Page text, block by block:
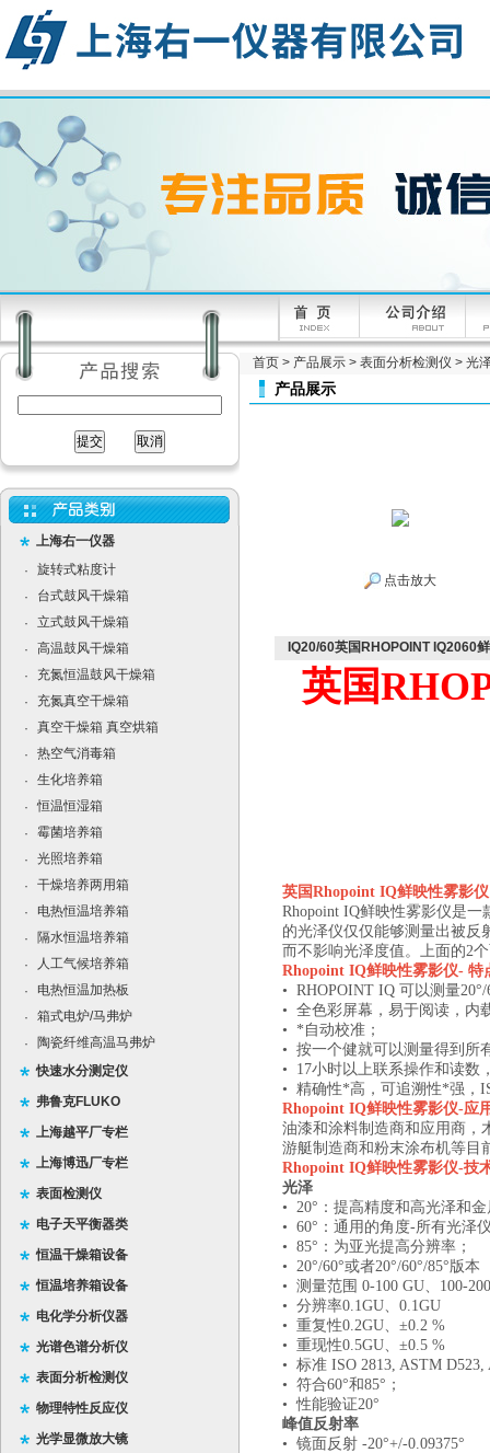
上海右一仪器
·
旋转式粘度计
·
台式鼓风干燥箱
·
立式鼓风干燥箱
·
高温鼓风干燥箱
·
充氮恒温鼓风干燥箱
·
充氮真空干燥箱
·
真空干燥箱 真空烘箱
·
热空气消毒箱
·
生化培养箱
·
恒温恒湿箱
·
霉菌培养箱
·
光照培养箱
·
干燥培养两用箱
·
电热恒温培养箱
·
隔水恒温培养箱
·
人工气候培养箱
·
电热恒温加热板
·
箱式电炉/马弗炉
·
陶瓷纤维高温马弗炉
快速水分测定仪
弗鲁克FLUKO
上海越平厂专栏
上海博迅厂专栏
表面检测仪
电子天平衡器类
恒温干燥箱设备
恒温培养箱设备
电化学分析仪器
光谱色谱分析仪
表面分析检测仪
物理特性反应仪
光学显微放大镜
首页 > 产品展示 > 表面分析检测仪 > 光
产品展示
点击放大
IQ20/60英国RHOPOINT IQ2060
英国
英国Rhopoint IQ鲜映性雾影仪
Rhopoint IQ鲜映性雾影仪是
的光泽仪仅仅能够测量出被反
而不影响光泽度值。上面的2
Rhopoint IQ鲜映性雾影仪- 特
• RHOPOINT IQ 可以测量
• 全色彩屏幕，易于阅读，内
• *自动校准；
• 按一个健就可以测量得到所
• 17小时以上联系操作和读数
• 精确性*高，可追溯性*强，
Rhopoint IQ鲜映性雾影仪-应
油漆和涂料制造商和应用商，
游艇制造商和粉末涂布机等目
Rhopoint IQ鲜映性雾影仪-技
光泽
• 20°：提高精度和高光泽和
• 60°：通用的角度-所有光泽
• 85°：为亚光提高分辨率；
• 20°/60°或者20°/60°/85°版本
• 测量范围 0-100 GU、100-
• 分辨率0.1GU、0.1GU
• 重复性0.2GU、±0.2 %
• 重现性0.5GU、±0.5 %
• 标准 ISO 2813, ASTM D523,
• 符合60°和85°；
• 性能验证20°
峰值反射率
• 镜面反射 -20°+/-0.09375°